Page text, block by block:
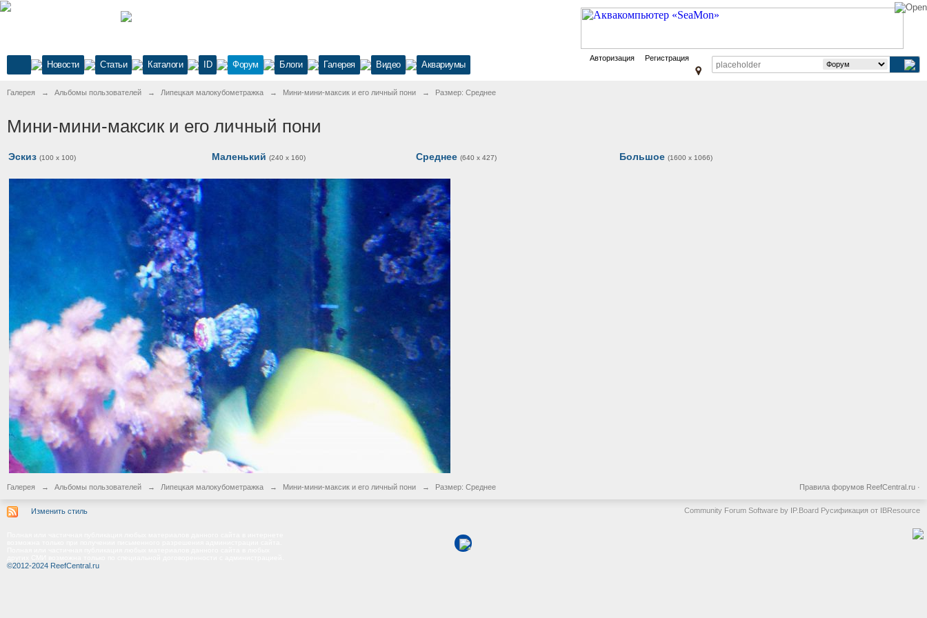
Новости Статьи Каталоги ID Форум Блоги Галерея Видео Аквариумы
Авторизация Регистрация
Галерея → Альбомы пользователей → Липецкая малокубометражка → Мини-мини-максик и его личный пони → Размер: Среднее
Мини-мини-максик и его личный пони
Эскиз (100 x 100) Маленький (240 x 160) Среднее (640 x 427) Большое (1600 x 1066)
Галерея → Альбомы пользователей → Липецкая малокубометражка → Мини-мини-максик и его личный пони → Размер: Среднее Правила форумов ReefCentral.ru ·
Изменить стиль Community Forum Software by IP.Board Русификация от IBResource
©2012-2024 ReefCentral.ru